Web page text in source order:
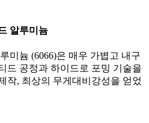
알루미늄
미늄 (6066)은 매우 가볍고 내구
드 공정과 하이드로 포밍 기술을
작, 최상의 무게대비강성을 얻었